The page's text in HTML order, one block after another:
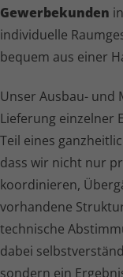
Gewerbekunden
individuelle
bequem aus einer
Unser Ausbau- und
Lieferung einzelner
Teil eines
dass wir nicht nur
koordinieren,
vorhandene
technische
dabei
sondern ein